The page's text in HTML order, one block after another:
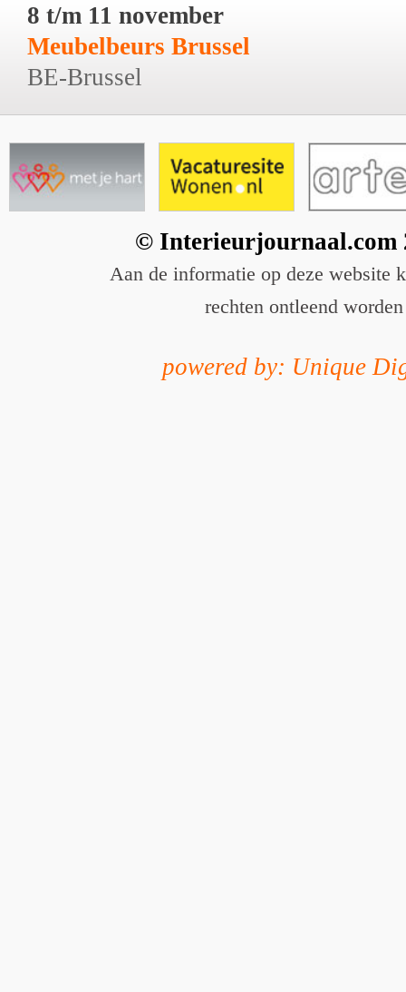
8 t/m 11 november
Meubelbeurs Brussel
BE-Brussel
© Interieurjournaal.com
Aan de informatie op deze website
rechten ontleend worden
powered by: Unique